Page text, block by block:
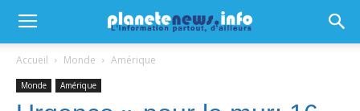
Accueil Monde Amérique
Monde Amérique